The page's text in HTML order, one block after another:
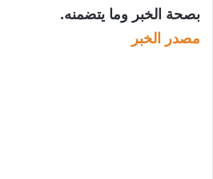
بصحة الخبر وما يتضمنه.
مصدر الخبر